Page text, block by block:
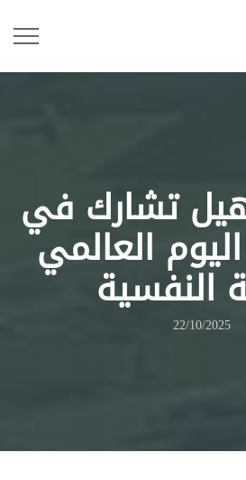
تشارك في
العالمي
النفسية
22/10/2025